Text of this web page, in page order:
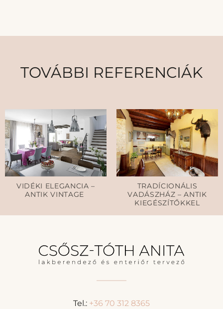
TOVÁBBI REFERENCIÁK
VIDÉKI ELEGANCIA –
ANTIK VINTAGE
TRADÍCIONÁLIS
VADÁSZHÁZ – ANTIK
KIEGÉSZÍTŐKKEL
Tel.: +36 70 312 8365